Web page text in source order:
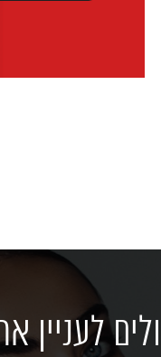
לעניין